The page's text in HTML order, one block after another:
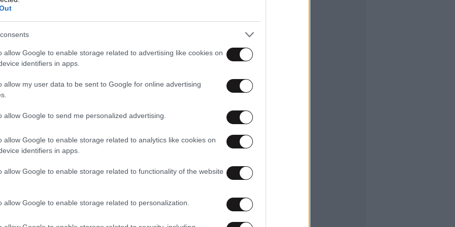
allow Google to enable storage related to advertising like cookies on
identifiers in apps.
allow my user data to be sent to Google for online advertising
allow Google to send me personalized advertising.
allow Google to enable storage related to analytics like cookies on
identifiers in apps.
allow Google to enable storage related to functionality of the website
allow Google to enable storage related to personalization.
κάθε μέρα μια νέα δήλωση. Έχουμε πάθει…
ενώ συνέχισε, απευθυνόμενος στη
θεωρείται γυναικεία υπόθεση. Γιατί όταν
το κάθε τι, μετά πάνε στις κοπέλες